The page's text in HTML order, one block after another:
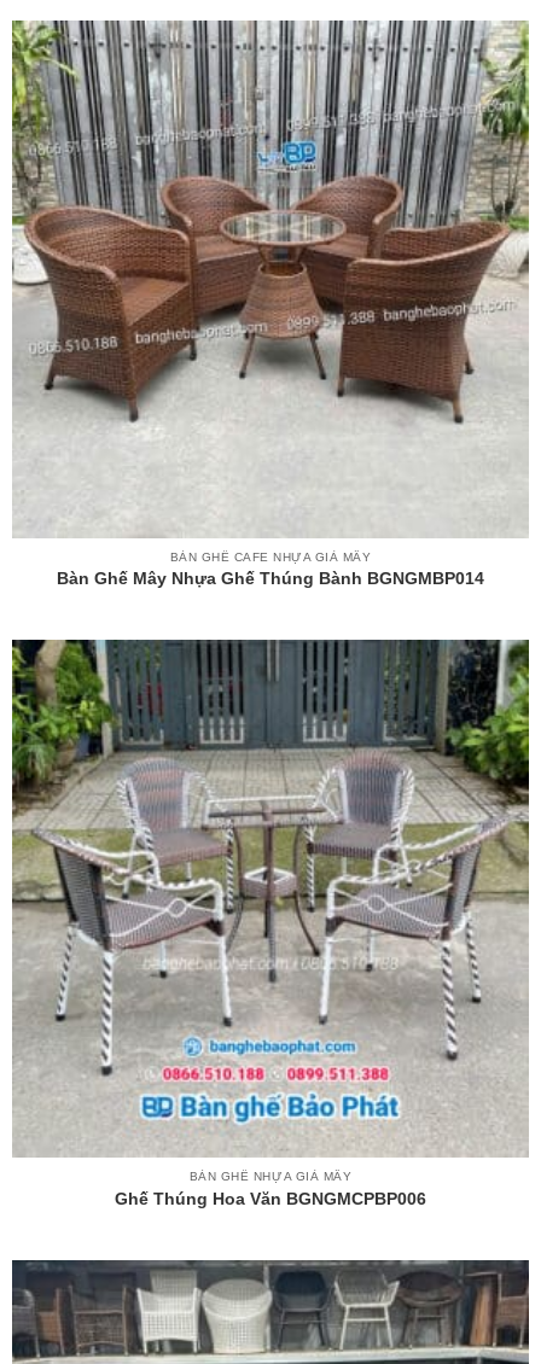
BÀN GHẾ CAFE NHỰA GIẢ MÂY
Bàn Ghế Mây Nhựa Ghế Thúng Bành BGNGMBP014
BÀN GHẾ NHỰA GIẢ MÂY
Ghế Thúng Hoa Văn BGNGMCPBP006